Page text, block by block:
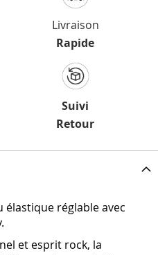
Livraison
Rapide
Suivi
Retour
élastique réglable avec
et esprit rock, la